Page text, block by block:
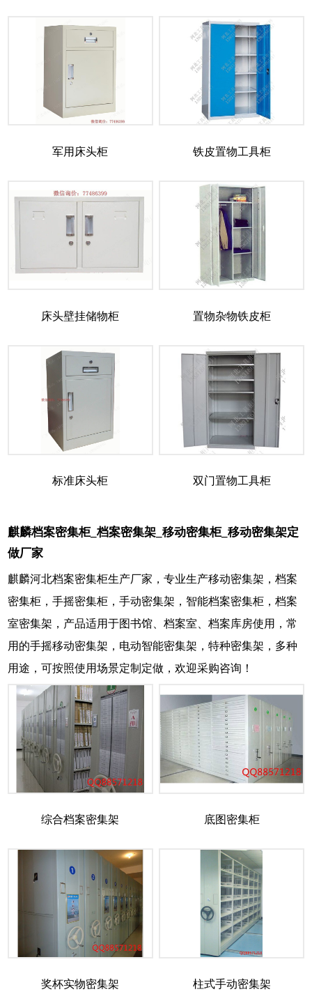
军用床头柜 铁皮置物工具柜
床头壁挂储物柜 置物杂物铁皮柜
标准床头柜 双门置物工具柜
麒麟档案密集柜_档案密集架_移动密集柜_移动密集架定
做厂家
麒麟河北档案密集柜生产厂家，专业生产移动密集架，档案
密集柜，手摇密集柜，手动密集架，智能档案密集柜，档案
室密集架，产品适用于图书馆、档案室、档案库房使用，常
用的手摇移动密集架，电动智能密集架，特种密集架，多种
用途，可按照使用场景定制定做，欢迎采购咨询！
综合档案密集架 底图密集柜
奖杯实物密集架 柱式手动密集架